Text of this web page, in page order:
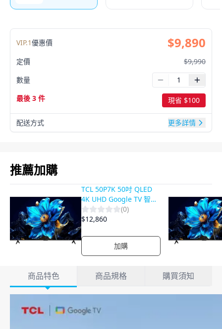
VIP.1優惠價 $9,890
定價 $9,990
數量
最後 3 件
現省 $100
配送方式 更多詳情
推薦加購
TCL 50P7K 50吋 QLED
4K UHD Google TV 智慧
電視
(0)
$12,860
加購
產品詳情商品特色 商品規格 購買須知